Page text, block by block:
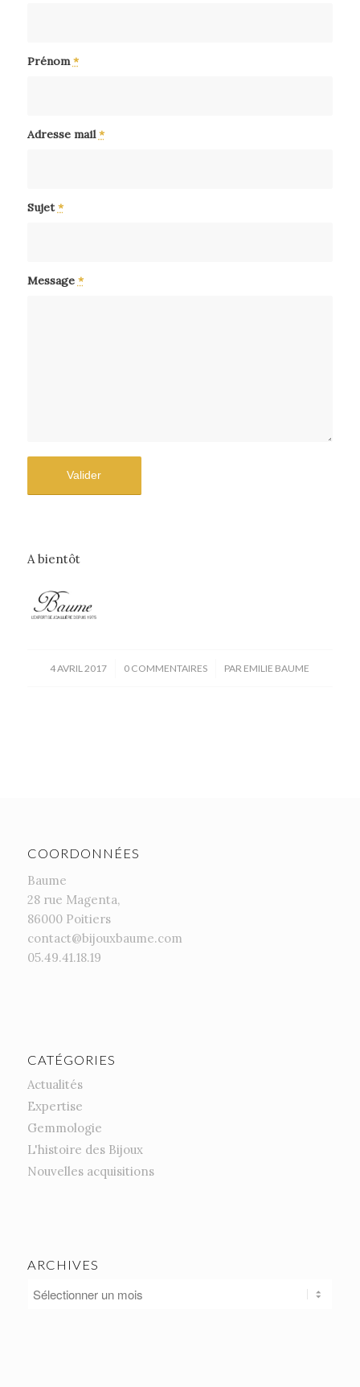
Prénom*
Adresse mail*
Sujet*
Message *
A bientôt
4 AVRIL 2017
/ 0 COMMENTAIRES
/ PAR EMILIE BAUME
COORDONNÉES
Baume
28 rue Magenta,
86000 Poitiers
contact@bijouxbaume.com
05.49.41.18.19
CATÉGORIES
Actualités
Expertise
Gemmologie
L'histoire des Bijoux
Nouvelles acquisitions
ARCHIVES